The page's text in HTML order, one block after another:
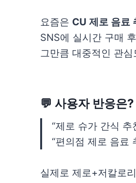
요즘은 CU 제로 음료
SNS에 실시간 구매
그만큼 대중적인 관
💬 사용자 반응은?
“제로 슈가 간식
“편의점 제로 음료
실제로 제로+저칼로